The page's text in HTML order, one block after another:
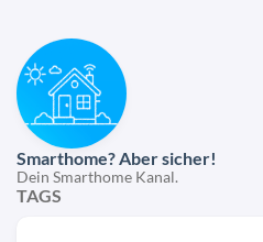
Smarthome? Aber sicher!
Dein Smarthome Kanal.
TAGS